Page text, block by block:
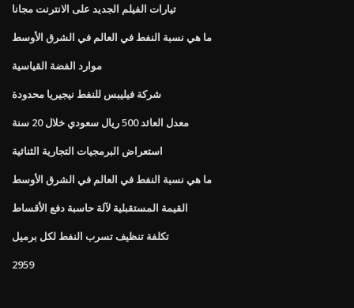
تيارات الفيلم الجديد على الانترنت مجانا
ما هي نسبة النفط في العالم في الشرق الأوسط
موارد الفضة القياسية
شركة فيليبس للنفط نيجيريا محدودة
معدل العائد 500 ريال سعودي خلال 20 سنة
استعراض البرمجيات التجارية الثنائية
ما هي نسبة النفط في العالم في الشرق الأوسط
القيمة المستقبلية لآلة حاسبة دفع الأقساط
تكلفة تنظيف تسرب النفط لكل برميل
2959